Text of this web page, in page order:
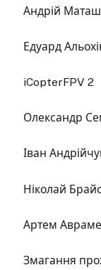
Андрій Маташ
Едуард
iCopterFPV 2
Олександр
Іван
Ніколай
Артем
Змагання